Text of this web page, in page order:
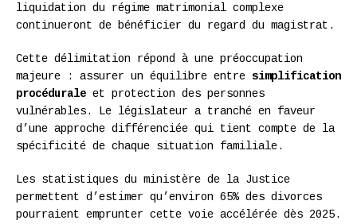
liquidation du régime matrimonial complexe
continueront de bénéficier du regard du magistrat.
Cette délimitation répond à une préoccupation
majeure : assurer un équilibre entre simplification
procédurale et protection des personnes
vulnérables. Le législateur a tranché en faveur
d’une approche différenciée qui tient compte de la
spécificité de chaque situation familiale.
Les statistiques du ministère de la Justice
permettent d’estimer qu’environ 65% des divorces
pourraient emprunter cette voie accélérée dès 2025.